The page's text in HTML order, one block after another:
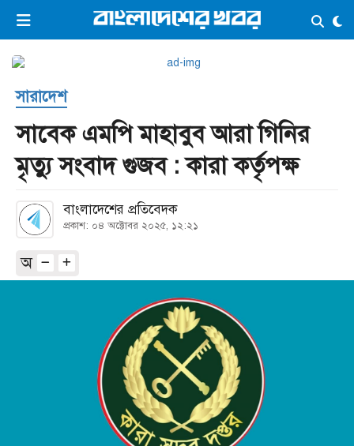
ভিডিও ই-পেপার লগইন ×
প্রচ্ছদ
সর্বশেষ
কনভার্টার
সারাদেশ
সাবেক এমপি মাহাবুব আরা গিনির
মৃত্যু সংবাদ গুজব : কারা কর্তৃপক্ষ
বাংলাদেশের প্রতিবেদক
প্রকাশ: ০৪ অক্টোবর ২০২৫, ১২:২১
অ